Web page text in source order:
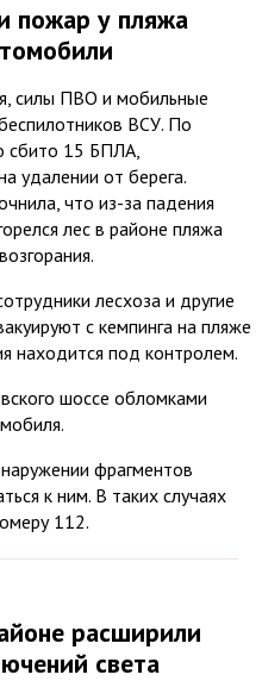
пожар у пляжа
силы ПВО и мобильные
ВСУ. По
сбито 15 БПЛА,
удалении от берега.
что из-за падения
лес в районе пляжа
лесхоза и другие
с кемпинга на пляже
находится под контролем.
шоссе обломками
фрагментов
к ним. В таких случаях
112.
расширили
света